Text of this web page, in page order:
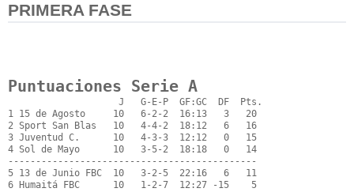
PRIMERA FASE
Puntuaciones Serie A
                    J   G-E-P  GF:GC  DF  Pts.
1 15 de Agosto     10   6-2-2  16:13   3   20
2 Sport San Blas   10   4-4-2  18:12   6   16
3 Juventud C.      10   4-3-3  12:12   0   15
4 Sol de Mayo      10   3-5-2  18:18   0   14
---------------------------------------------
5 13 de Junio FBC  10   3-2-5  22:16   6   11
6 Humaitá FBC      10   1-2-7  12:27 -15    5